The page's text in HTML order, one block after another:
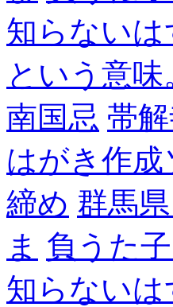
知らない
という意味
南国忌 帯
はがき作成
締め 群馬
ま 負うた
知らない